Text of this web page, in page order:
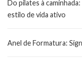
Do pilates à
estilo de vida ativo
Anel de Formatura: